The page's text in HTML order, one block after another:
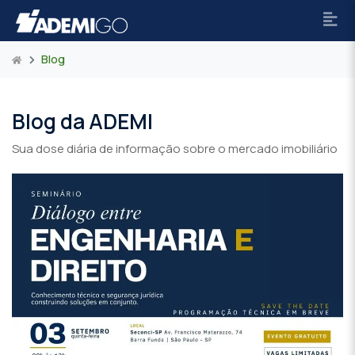
Blog
Blog da ADEMI
Sua dose diária de informação sobre o mercado imobiliário